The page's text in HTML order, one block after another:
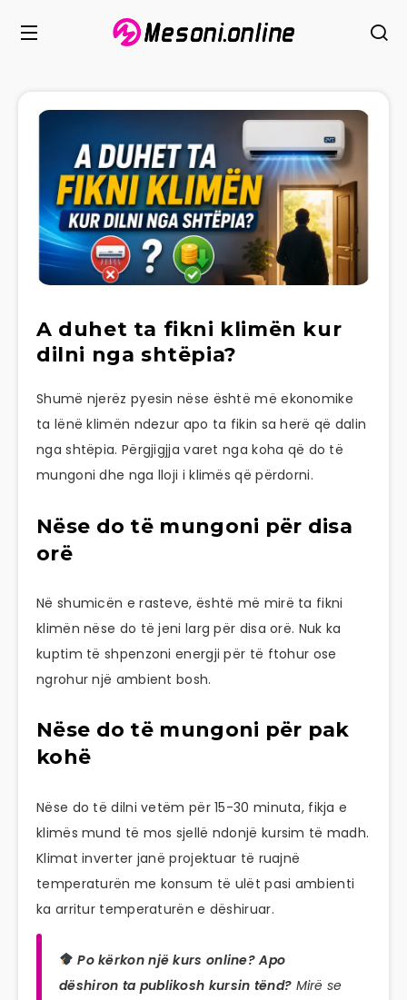
A duhet ta fikni klimën kur
dilni nga shtëpia?
Shumë njerëz pyesin nëse është më ekonomike
ta lënë klimën ndezur apo ta fikin sa herë që dalin
nga shtëpia. Përgjigjja varet nga koha që do të
mungoni dhe nga lloji i klimës që përdorni.
Nëse do të mungoni për disa
orë
Në shumicën e rasteve, është më mirë ta fikni
klimën nëse do të jeni larg për disa orë. Nuk ka
kuptim të shpenzoni energji për të ftohur ose
ngrohur një ambient bosh.
Nëse do të mungoni për pak
kohë
Nëse do të dilni vetëm për 15-30 minuta, fikja e
klimës mund të mos sjellë ndonjë kursim të madh.
Klimat inverter janë projektuar të ruajnë
temperaturën me konsum të ulët pasi ambienti
ka arritur temperaturën e dëshiruar.
Po kërkon një kurs online? Apo
dëshiron ta publikosh kursin tënd? Mirë se